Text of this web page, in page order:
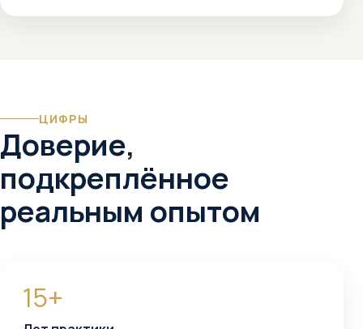
ЦИФРЫ
Доверие,
подкреплённое
реальным опытом
15+